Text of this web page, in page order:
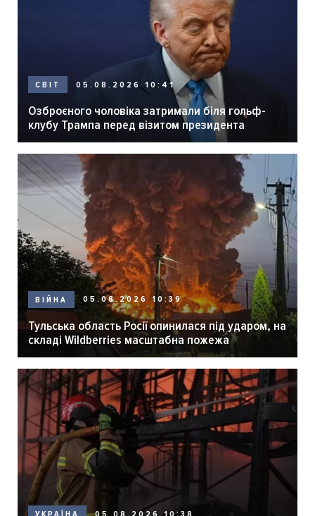
СВІТ 05.08.2026 10:41
Озброєного чоловіка затримали біля гольф-
клубу Трампа перед візитом президента
ВІЙНА 05.08.2026 10:39
Тульська область Росії опинилася під ударом, на
складі Wildberries масштабна пожежа